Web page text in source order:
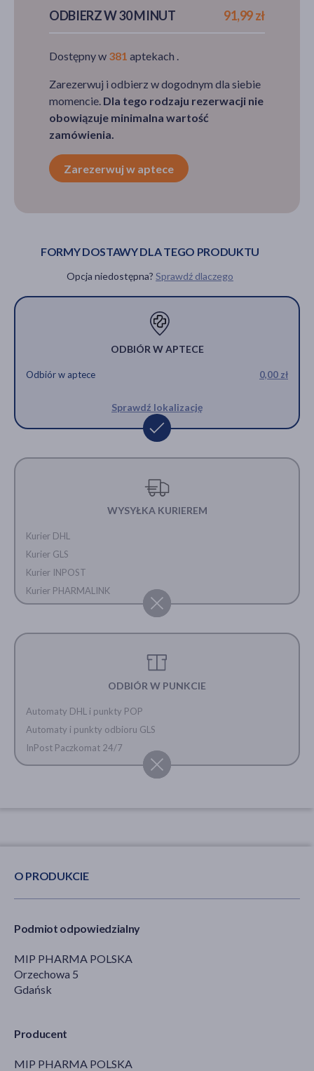
ODBIERZ W 30 MINUT 91,99 zł
Dostępny w 381 aptekach .
Zarezerwuj i odbierz w dogodnym dla siebie
momencie. Dla tego rodzaju rezerwacji nie
obowiązuje minimalna wartość
zamówienia.
Zarezerwuj w aptece
FORMY DOSTAWY DLA TEGO PRODUKTU
Opcja niedostępna? Sprawdź dlaczego
ODBIÓR W APTECE
Odbiór w aptece 0,00 zł
Sprawdź lokalizację
WYSYŁKA KURIEREM
Kurier DHL
Kurier GLS
Kurier INPOST
Kurier PHARMALINK
ODBIÓR W PUNKCIE
Automaty DHL i punkty POP
Automaty i punkty odbioru GLS
InPost Paczkomat 24/7
O PRODUKCIE
Podmiot odpowiedzialny
MIP PHARMA POLSKA
Orzechowa 5
Gdańsk
Producent
MIP PHARMA POLSKA